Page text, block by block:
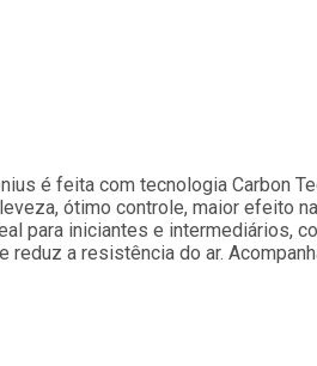
é feita com tecnologia Carbon
ótimo controle, maior efeito
para iniciantes e intermediários,
a resistência do ar.